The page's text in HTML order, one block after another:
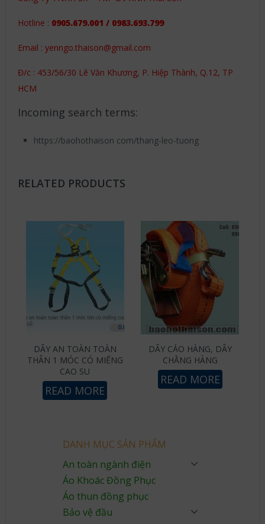
Hotline : 0905.679.001 / 0983.693.799
Email : yenngo.thaison@gmail.com
Đ/c : 453/56/30 Lê Văn Khương, P. Hiệp Thành, Q.12, TP
HCM
Incoming search terms:
https://baohothaison com/thang-leo-tuong
RELATED PRODUCTS
DÂY AN TOÀN TOÀN
THÂN 1 MÓC CÓ MIẾNG
CAO SU
READ MORE
DÂY CẢO HÀNG, DÂY
CHẰNG HÀNG
READ MORE
DANH MỤC SẢN PHẨM
An toàn ngành điện
Áo Khoác Đồng Phục
Áo thun đồng phục
Bảo vệ đầu